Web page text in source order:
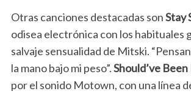
Otras canciones destacadas sonStay
odisea electrónica con los habituales
salvaje sensualidad de Mitski.
la mano bajo mi peso”.Should’ve
por el sonido Motown, con una línea